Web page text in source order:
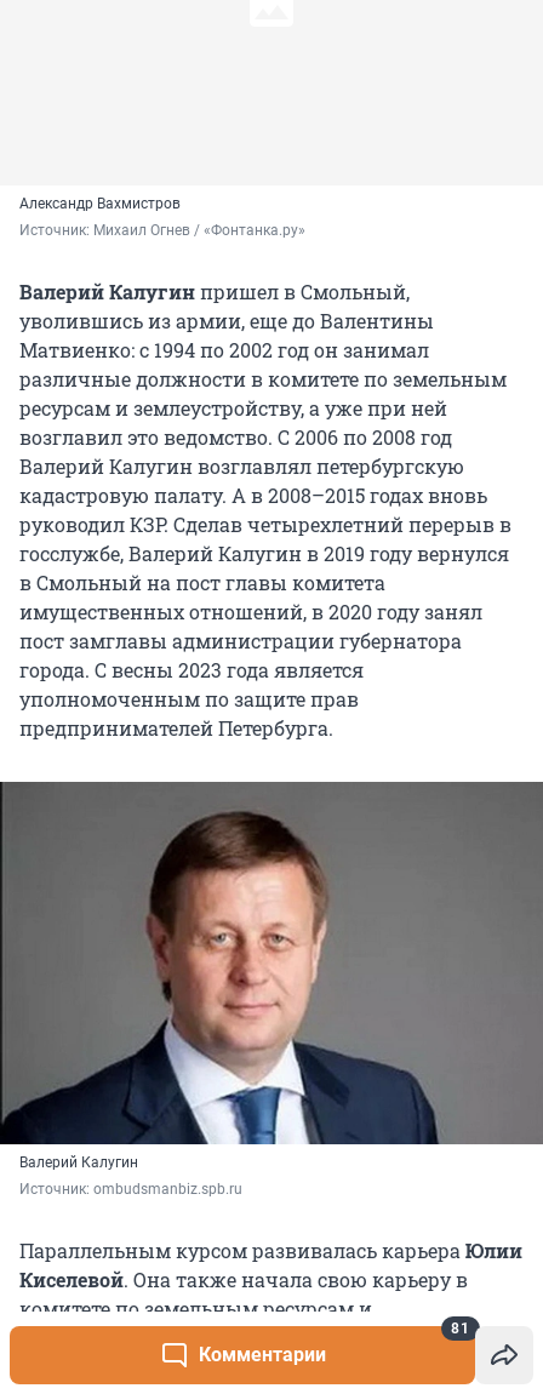
Комментарии
81
Александр Вахмистров
Источник: Михаил Огнев / «Фонтанка.ру»
Валерий Калугинпришел в Смольный,
уволившись из армии, еще до Валентины
Матвиенко: с 1994 по 2002 год он занимал
различные должности в комитете по земельным
ресурсам и землеустройству, а уже при ней
возглавил это ведомство. С 2006 по 2008 год
Валерий Калугин возглавлял петербургскую
кадастровую палату. А в 2008–2015 годах вновь
руководил КЗР. Сделав четырехлетний перерыв в
госслужбе, Валерий Калугин в 2019 году вернулся
в Смольный на пост главы комитета
имущественных отношений, в 2020 году занял
пост замглавы администрации губернатора
города. C весны 2023 года является
уполномоченным по защите прав
предпринимателей Петербурга.
Валерий Калугин
Источник: ombudsmanbiz.spb.ru
Параллельным курсом развивалась карьера Юлии
Киселевой. Она также начала свою карьеру в
комитете по земельным ресурсам и
землеустройству в 1994 году. Уже при Валентине
Матвиенко в 2006 году она стала главой